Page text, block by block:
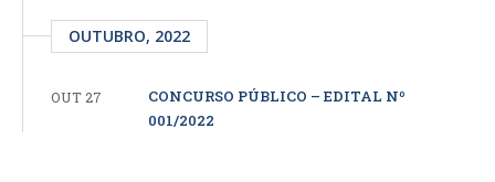
OUTUBRO, 2022
OUT 27
CONCURSO PÚBLICO – EDITAL Nº
001/2022